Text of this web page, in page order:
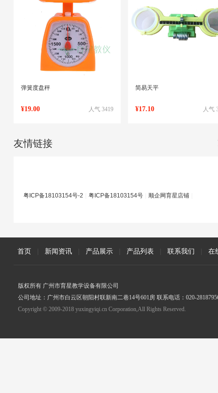
弹簧度盘秤
人气 3419
¥19.00
简易天平
人气
¥17.10
友情链接
粤ICP备18103154号-2 粤ICP备18103154号 顺企网育星店铺
首页 新闻资讯 产品展示 产品列表 联系我们 在
版权所有 广州市育星教学设备有限公司
公司地址：广州市白云区朝阳村联新南二巷14号601房 联系电话：020-
Copyright © 2009-2018 yuxingyiqi.cn Corporation,All Rights Reserved.